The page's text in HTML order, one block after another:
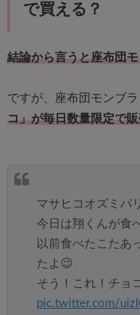
で買える？
結論から言うと座布団
ですが、座布団モンブ
コ」が毎日数量限定で
マサヒコオズミパ
今日は翔くんが食
以前食べたこたあ
たよ😉
そう！これ！チョ
pic.twitter.com/